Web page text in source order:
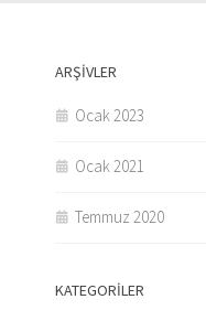
ARŞIVLER
Ocak 2023
Ocak 2021
Temmuz 2020
KATEGORILER